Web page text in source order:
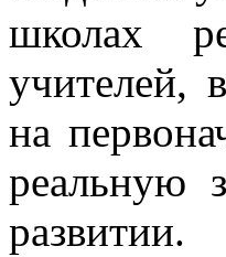
школах
учителей,
на
реальную
развитии.